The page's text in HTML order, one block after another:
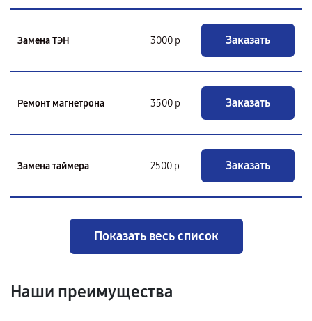
Замена ТЭН 3000 р Заказать
Ремонт магнетрона 3500 р Заказать
Замена таймера 2500 р Заказать
Показать весь список
Наши преимущества